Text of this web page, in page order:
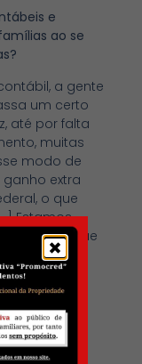
e
ao se
a gente
um certo
até por falta
muitas
modo de
extra
o que
Estamos
reais, o que
para
de baixa
sobre o